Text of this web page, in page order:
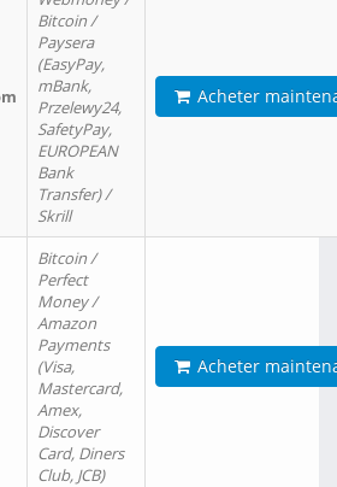
Bitcoin /
Paysera
(EasyPay,
mBank,
Przelewy24,
SafetyPay,
EUROPEAN
Bank
Transfer) /
Skrill
Acheter
Bitcoin /
Perfect
Money /
Amazon
Payments
(Visa,
Mastercard,
Amex,
Discover
Card, Diners
Club, JCB)
Acheter